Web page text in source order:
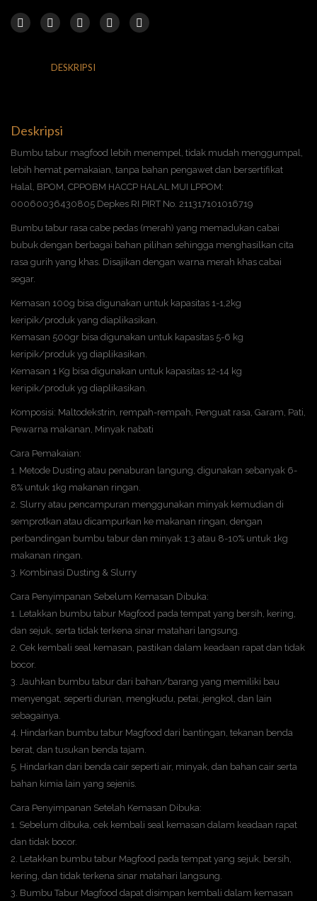
DESKRIPSI
Deskripsi
Bumbu tabur magfood lebih menempel, tidak mudah menggumpal,
lebih hemat pemakaian, tanpa bahan pengawet dan bersertifikat
Halal, BPOM, CPPOBM HACCP HALAL MUI LPPOM:
00060036430805 Depkes RI PIRT No. 211317101016719
Bumbu tabur rasa cabe pedas (merah) yang memadukan cabai
bubuk dengan berbagai bahan pilihan sehingga menghasilkan cita
rasa gurih yang khas. Disajikan dengan warna merah khas cabai
segar.
Kemasan 100g bisa digunakan untuk kapasitas 1-1,2kg
keripik/produk yang diaplikasikan.
Kemasan 500gr bisa digunakan untuk kapasitas 5-6 kg
keripik/produk yg diaplikasikan.
Kemasan 1 Kg bisa digunakan untuk kapasitas 12-14 kg
keripik/produk yg diaplikasikan.
Komposisi: Maltodekstrin, rempah-rempah, Penguat rasa, Garam, Pati,
Pewarna makanan, Minyak nabati
Cara Pemakaian:
1. Metode Dusting atau penaburan langung, digunakan sebanyak 6-
8% untuk 1kg makanan ringan.
2. Slurry atau pencampuran menggunakan minyak kemudian di
semprotkan atau dicampurkan ke makanan ringan, dengan
perbandingan bumbu tabur dan minyak 1:3 atau 8-10% untuk 1kg
makanan ringan.
3. Kombinasi Dusting & Slurry
Cara Penyimpanan Sebelum Kemasan Dibuka:
1. Letakkan bumbu tabur Magfood pada tempat yang bersih, kering,
dan sejuk, serta tidak terkena sinar matahari langsung.
2. Cek kembali seal kemasan, pastikan dalam keadaan rapat dan tidak
bocor.
3. Jauhkan bumbu tabur dari bahan/barang yang memiliki bau
menyengat, seperti durian, mengkudu, petai, jengkol, dan lain
sebagainya.
4. Hindarkan bumbu tabur Magfood dari bantingan, tekanan benda
berat, dan tusukan benda tajam.
5. Hindarkan dari benda cair seperti air, minyak, dan bahan cair serta
bahan kimia lain yang sejenis.
Cara Penyimpanan Setelah Kemasan Dibuka:
1. Sebelum dibuka, cek kembali seal kemasan dalam keadaan rapat
dan tidak bocor.
2. Letakkan bumbu tabur Magfood pada tempat yang sejuk, bersih,
kering, dan tidak terkena sinar matahari langsung.
3. Bumbu Tabur Magfood dapat disimpan kembali dalam kemasan